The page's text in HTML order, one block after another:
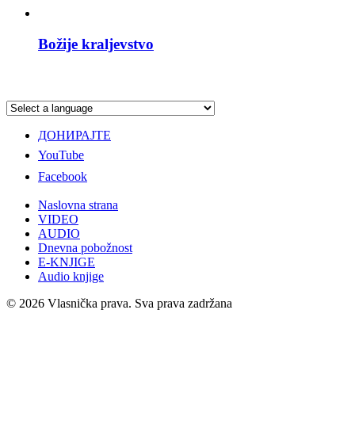
Božije kraljevstvo
ДОНИРАЈТЕ
YouTube
Facebook
Naslovna strana
VIDEO
AUDIO
Dnevna pobožnost
E-KNJIGE
Audio knjige
© 2026 Vlasnička prava. Sva prava zadržana